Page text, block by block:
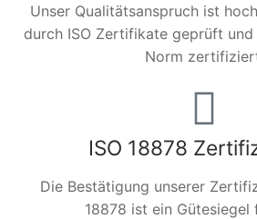
Unser Qualitätsanspruch ist
durch ISO Zertifikate geprüft
Norm
ISO 18878
Die Bestätigung unserer
18878 ist ein Gütesiegel